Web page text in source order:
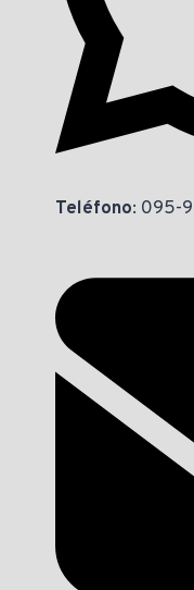
Teléfono: 095-